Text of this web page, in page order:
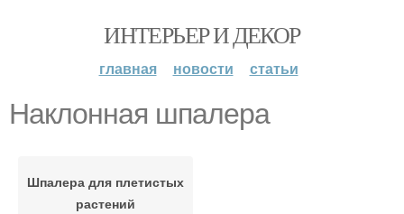
ИНТЕРЬЕР И ДЕКОР
главная новости статьи
Наклонная шпалера
Шпалера для плетистых
растений